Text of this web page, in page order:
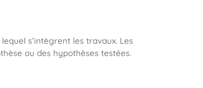
s’intègrent les travaux. Les
ou des hypothèses testées.